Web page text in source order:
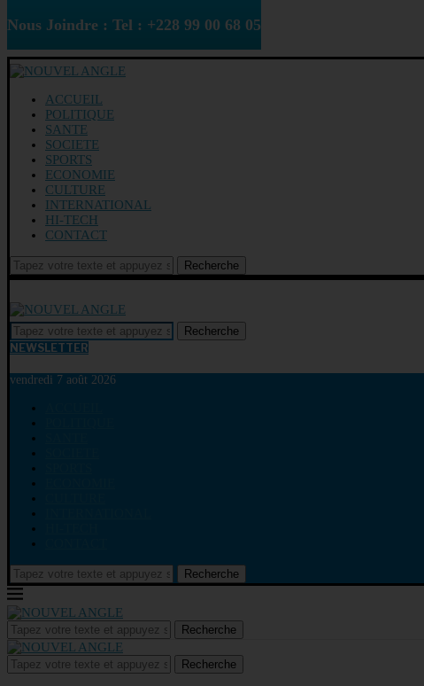
Nous Joindre : Tel : +228 99 00 68 05
ACCUEIL
POLITIQUE
SANTE
SOCIETE
SPORTS
ECONOMIE
CULTURE
INTERNATIONAL
HI-TECH
CONTACT
Recherche
Recherche
NEWSLETTER
vendredi 7 août 2026
Recherche
Recherche
Recherche